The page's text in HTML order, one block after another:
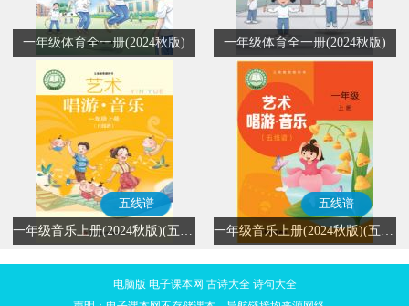
一年级体育全一册(2024秋版) 一年级体育全一册(2024秋版)
五线谱
一年级音乐上册(2024秋版)(五线谱)
五线谱
一年级音乐上册(2024秋版)(五线谱)
电脑版 电子课本网 古诗大全 诗句大全